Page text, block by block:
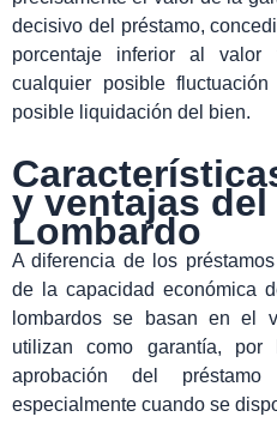
decisivo del préstamo,
porcentaje inferior al
cualquier posible
posible liquidación del bien.
y ventajas
Lombardo
A diferencia de los
de la capacidad económica
lombardos se basan en el
utilizan como garantía,
aprobación del
especialmente cuando se